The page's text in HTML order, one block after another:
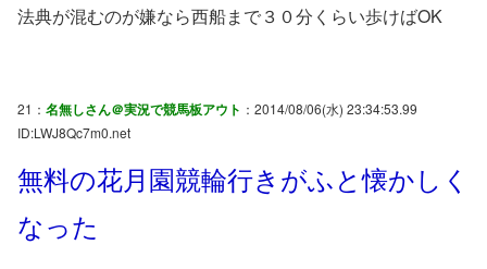
法典が混むのが嫌なら西船まで３０分くらい歩けばOK
21： 名無しさん＠実況で競馬板アウト ：2014/08/06(水) 23:34:53.99
ID:LWJ8Qc7m0.net
無料の花月園競輪行きがふと懐かしく
なった